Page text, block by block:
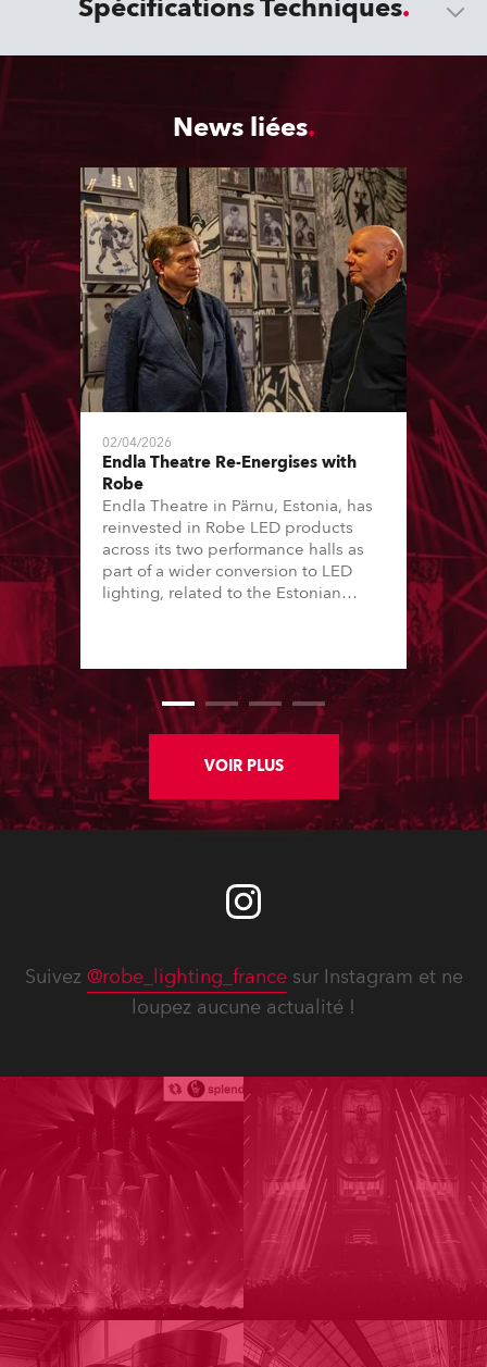
Spécifications Techniques
News liées
02/04/2026
Endla Theatre Re-Energises with
Robe
Endla Theatre in Pärnu, Estonia, has
reinvested in Robe LED products
across its two performance halls as
part of a wider conversion to LED
lighting, related to the Estonian
performing arts institutions – convert
lighting stock from tungsten-halogen
to LED over the last 12 months.
VOIR PLUS
Suivez @robe_lighting_francesur Instagram et ne
loupez aucune actualité !